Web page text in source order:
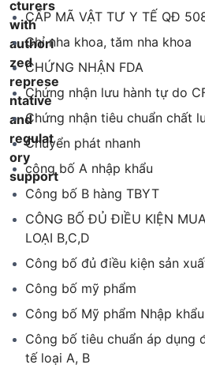
CẤP MÃ VẬT TƯ Y TẾ QĐ
Chỉ nha khoa, tăm nha khoa
CHỨNG NHẬN FDA
Chứng nhận lưu hành tự do
Chứng nhận tiêu chuẩn chất
Chuyển phát nhanh
công bố A nhập khẩu
Công bố B hàng TBYT
CÔNG BỐ ĐỦ ĐIỀU KIỆN
LOẠI B,C,D
Công bố đủ điều kiện sản
Công bố mỹ phẩm
Công bố Mỹ phẩm Nhập khẩu
Công bố tiêu chuẩn áp dụng
tế loại A, B